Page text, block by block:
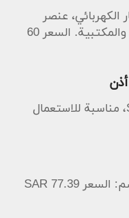
الكهربائي، عنصر
أساسي للحفاظ على الأجهزة المنزلية والمكتبية. السعر 60
سماعات أذن عملية بسعر 68.7 SAR، مناسبة للاستعمال
سماعات أذن ميسورة السعر بعد خصم: السعر 77.39 SAR